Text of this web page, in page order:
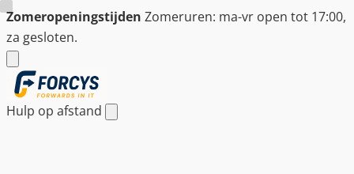
Ga
naar
de
inhoud
Zomeropeningstijden Zomeruren: ma-vr open tot 17:00,
za gesloten.
Hulp op afstand